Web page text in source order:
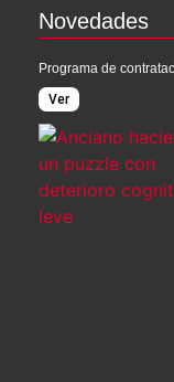
Novedades
Programa de
Ver